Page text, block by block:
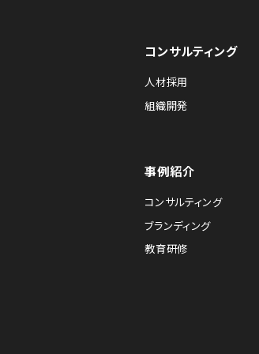
コンサルティング
人材採用
組織開発
事例紹介
コンサルティング
ブランディング
教育研修